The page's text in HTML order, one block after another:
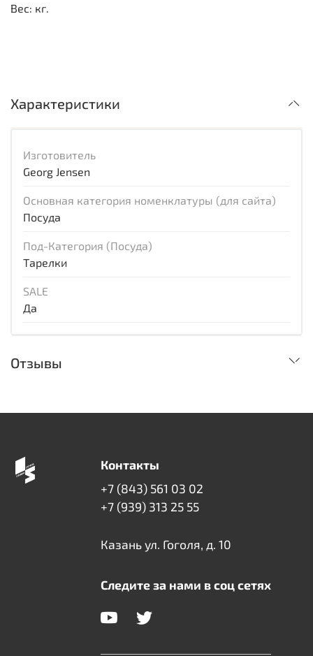
Вес: кг.
Характеристики
Изготовитель
Georg Jensen
Основная категория номенклатуры (для сайта)
Посуда
Под-Категория (Посуда)
Тарелки
SALE
Да
Отзывы
Контакты
+7 (843) 561 03 02
+7 (939) 313 25 55
Казань ул. Гоголя, д. 10
Следите за нами в соц сетях